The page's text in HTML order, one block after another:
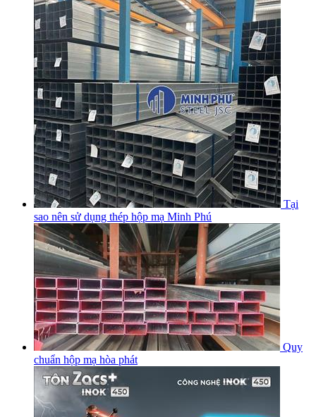
Tại
sao nên sử dụng thép hộp mạ Minh Phú
Quy
chuẩn hộp mạ hòa phát